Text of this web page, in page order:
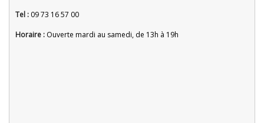
Tel : 09 73 16 57 00
Horaire : Ouverte mardi au samedi, de 13h à 19h